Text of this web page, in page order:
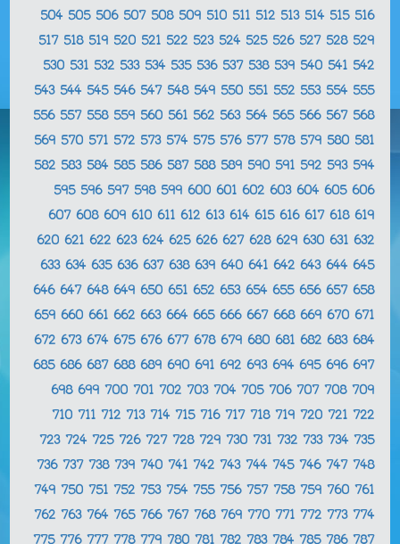
504 505 506 507 508 509 510 511 512 513 514 515 516
517 518 519 520 521 522 523 524 525 526 527 528 529
530 531 532 533 534 535 536 537 538 539 540 541 542
543 544 545 546 547 548 549 550 551 552 553 554 555
556 557 558 559 560 561 562 563 564 565 566 567 568
569 570 571 572 573 574 575 576 577 578 579 580 581
582 583 584 585 586 587 588 589 590 591 592 593 594
595 596 597 598 599 600 601 602 603 604 605 606
607 608 609 610 611 612 613 614 615 616 617 618 619
620 621 622 623 624 625 626 627 628 629 630 631 632
633 634 635 636 637 638 639 640 641 642 643 644 645
646 647 648 649 650 651 652 653 654 655 656 657 658
659 660 661 662 663 664 665 666 667 668 669 670 671
672 673 674 675 676 677 678 679 680 681 682 683 684
685 686 687 688 689 690 691 692 693 694 695 696 697
698 699 700 701 702 703 704 705 706 707 708 709
710 711 712 713 714 715 716 717 718 719 720 721 722
723 724 725 726 727 728 729 730 731 732 733 734 735
736 737 738 739 740 741 742 743 744 745 746 747 748
749 750 751 752 753 754 755 756 757 758 759 760 761
762 763 764 765 766 767 768 769 770 771 772 773 774